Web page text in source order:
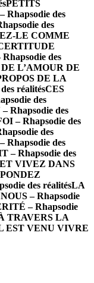
PETITS
Rhapsodie des
des
LE COMME
des
L’AMOUR DE
DE LA
réalitésCES
des
Rhapsodie des
– Rhapsodie des
des
Rhapsodie des
– Rhapsodie des
VIVEZ DANS
des réalitésLA
– Rhapsodie
– Rhapsodie
TRAVERS LA
EST VENU VIVRE